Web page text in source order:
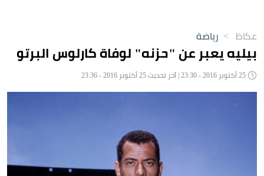
عكاظ > رياضة
بيليه يعبر عن "حزنه" لوفاة كارلوس البرتو